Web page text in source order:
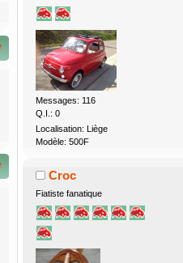
Messages: 116
Q.I.: 0
Localisation: Liège
Modèle: 500F
Croc
Fiatiste fanatique